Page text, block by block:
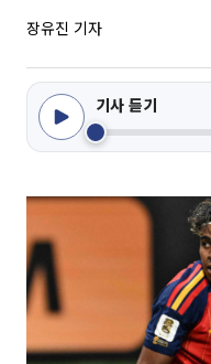
장유진 기자
기사 듣기